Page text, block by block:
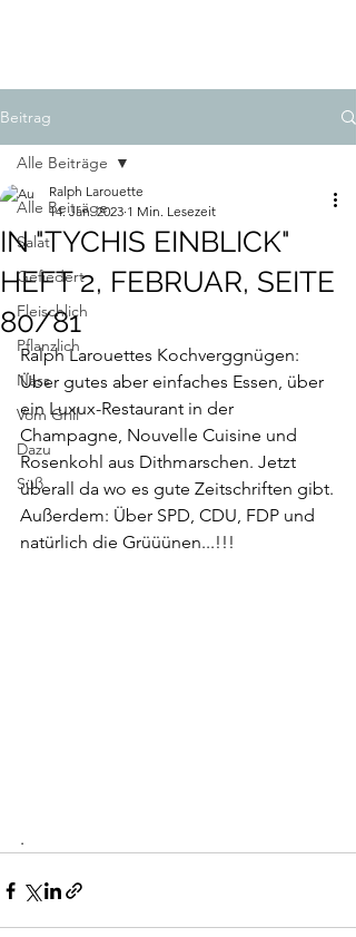
Beitrag
Alle Beiträge
Salat
Gefiedert
Fleischlich
Pflanzlich
Nass
Vom Grill
Dazu
Süß
Alle Beiträge
IN "TYCHIS EINBLICK"
HEFT 2, FEBRUAR, SEITE
80/81
Ralph Larouette
14. Jan. 2023 1 Min. Lesezeit
Ralph Larouettes Kochverggnügen:
Über gutes aber einfaches Essen, über
ein Luxux-Restaurant in der
Champagne, Nouvelle Cuisine und
Rosenkohl aus Dithmarschen. Jetzt
überall da wo es gute Zeitschriften gibt.
Außerdem: Über SPD, CDU, FDP und
natürlich die Grüüünen...!!!
.